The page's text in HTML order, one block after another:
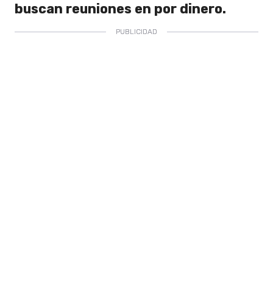
buscan reuniones en por dinero.